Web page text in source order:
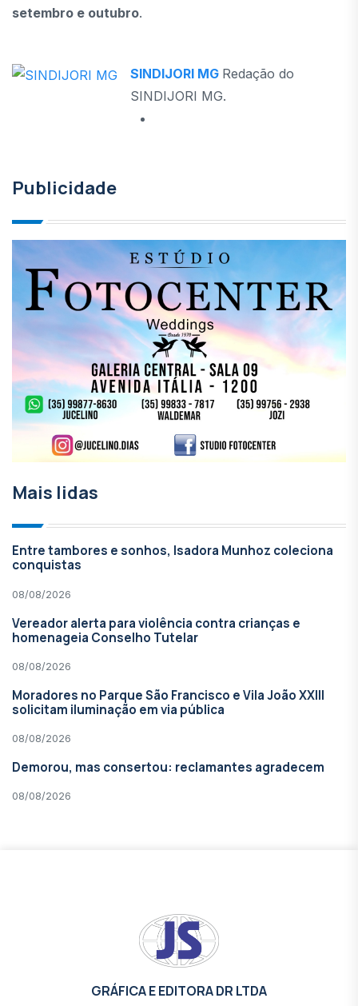
setembro e outubro.
SINDIJORI MG Redação do
SINDIJORI MG.
Publicidade
Mais lidas
Entre tambores e sonhos, Isadora Munhoz coleciona
conquistas
08/08/2026
Vereador alerta para violência contra crianças e
homenageia Conselho Tutelar
08/08/2026
Moradores no Parque São Francisco e Vila João XXIII
solicitam iluminação em via pública
08/08/2026
Demorou, mas consertou: reclamantes agradecem
08/08/2026
GRÁFICA E EDITORA DR LTDA